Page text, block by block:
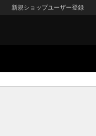
新規ショップユーザー登録